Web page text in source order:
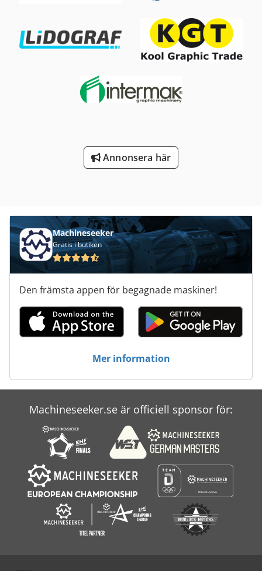
Annonsera här
Machineseeker
Gratis i butiken
Den främsta appen för begagnade maskiner!
Mer information
Machineseeker.se är officiell sponsor för: